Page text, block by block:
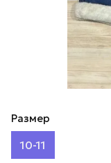
Размер
10-11